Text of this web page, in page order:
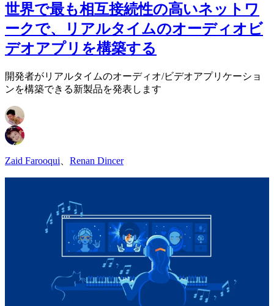
世界で最も相互接続性の高いネットワ
ークで、リアルタイムのオーディオビ
デオアプリを構築する
開発者がリアルタイムのオーディオ/ビデオアプリケーショ
ンを構築できる新製品を発表します
Zaid Farooqui Renan Dincer